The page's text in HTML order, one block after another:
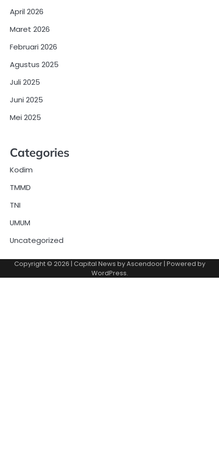
April 2026
Maret 2026
Februari 2026
Agustus 2025
Juli 2025
Juni 2025
Mei 2025
Categories
Kodim
TMMD
TNI
UMUM
Uncategorized
Copyright © 2026 | Capital News byAscendoor| Powered by
WordPress.